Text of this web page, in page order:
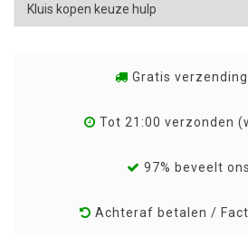
Gratis verzending
Tot 21:00 verzonden
97% beveelt
Achteraf betalen /